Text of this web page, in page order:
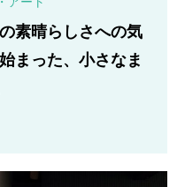
素晴らしさへの気
まった、小さなま